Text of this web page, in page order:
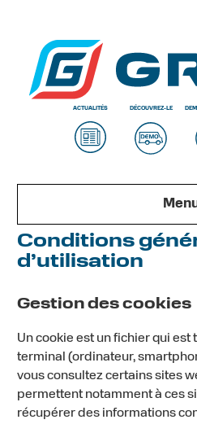
ACTUALITÉS DÉCOUVREZ-LE
Conditions
d’utilisation
Gestion des cookies
Un cookie est un fichier qui est
terminal (ordinateur,
vous consultez certains sites
permettent notamment à ces
récupérer des informations